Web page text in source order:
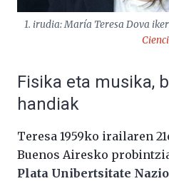
1. irudia: María Teresa Dova
Fisika eta musika,
handiak
Teresa 1959ko irailaren
Buenos Airesko
Plata Unibertsitate